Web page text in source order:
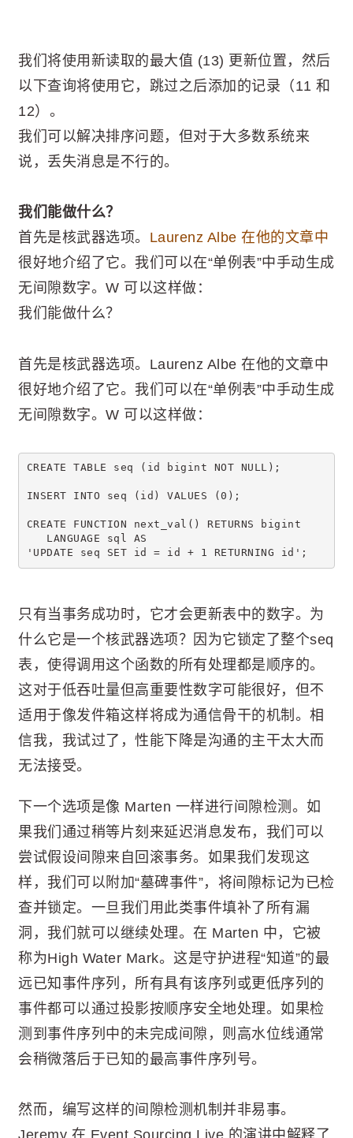
我们将使用新读取的最大值 (13) 更新位置，然后
以下查询将使用它，跳过之后添加的记录（11 和
12）。
我们可以解决排序问题，但对于大多数系统来
说，丢失消息是不行的。
我们能做什么？
首先是核武器选项。 Laurenz Albe 在他的文章中
很好地介绍了它。我们可以在“单例表”中手动生成
无间隙数字。W 可以这样做：
我们能做什么？
首先是核武器选项。Laurenz Albe 在他的文章中
很好地介绍了它。我们可以在“单例表”中手动生成
无间隙数字。W 可以这样做：
CREATE TABLE seq (id bigint NOT NULL);
INSERT INTO seq (id) VALUES (0);
CREATE FUNCTION next_val() RETURNS bigint
LANGUAGE sql AS
'UPDATE seq SET id = id + 1 RETURNING id';
只有当事务成功时，它才会更新表中的数字。为
什么它是一个核武器选项？因为它锁定了整个seq
表，使得调用这个函数的所有处理都是顺序的。
这对于低吞吐量但高重要性数字可能很好，但不
适用于像发件箱这样将成为通信骨干的机制。相
信我，我试过了，性能下降是沟通的主干太大而
无法接受。
下一个选项是像 Marten 一样进行间隙检测。如
果我们通过稍等片刻来延迟消息发布，我们可以
尝试假设间隙来自回滚事务。如果我们发现这
样，我们可以附加“墓碑事件”，将间隙标记为已检
查并锁定。一旦我们用此类事件填补了所有漏
洞，我们就可以继续处理。在 Marten 中，它被
称为High Water Mark。这是守护进程“知道”的最
远已知事件序列，所有具有该序列或更低序列的
事件都可以通过投影按顺序安全地处理。如果检
测到事件序列中的未完成间隙，则高水位线通常
会稍微落后于已知的最高事件序列号。
然而，编写这样的间隙检测机制并非易事。